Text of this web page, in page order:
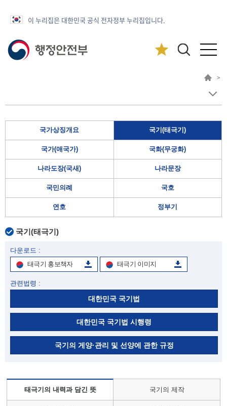
이 누리집은 대한민국 공식 전자정부 누리집입니다.
>
국가상징개요 국기(태극기)
국가(애국가) 국화(무궁화)
나라도장(국새) 나라문장
국민의례 국호
연호 정부기
국기(태극기)
다운로드 :
태극기 홍보책자
태극기 이미지
관련법령 :
대한민국 국기법
대한민국 국기법 시행령
국기의 게양·관리 및 선양에 관한 규정
태극기의 내력과 담긴 뜻 국기의 제작